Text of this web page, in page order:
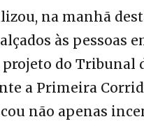
na manhã
às pessoas
do Tribunal
a Primeira
não apenas